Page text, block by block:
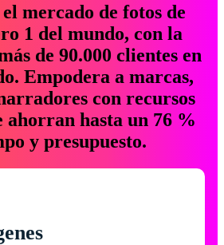
el mercado de fotos de
1 del mundo, con la
de 90.000 clientes en
Empodera a marcas,
con recursos
ahorran hasta un 76 %
y presupuesto.